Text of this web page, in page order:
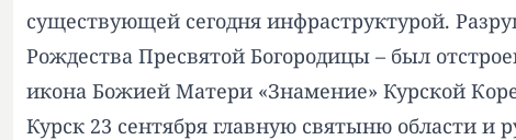
существующей сегодня инфраструктурой.
Рождества Пресвятой Богородицы – был
икона Божией Матери «Знамение» Курской
Курск 23 сентября главную святыню области и